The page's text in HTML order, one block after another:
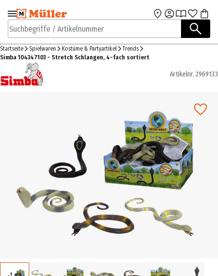
Zur Navigation
springen
Zum Hauptinhalt
Suchbegriffe / Artikelnummer
Startseite Spielwaren Kostüme & Partyartikel
Trends
Simba 104347103 - Stretch Schlangen, 4-fach sortiert
Artikelnr. 2969133